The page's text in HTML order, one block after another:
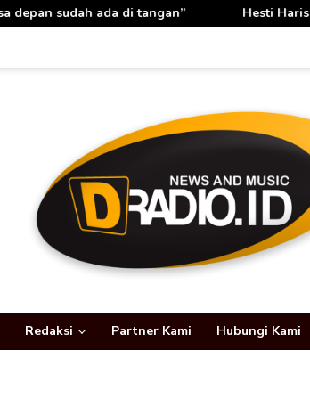
Hesti Haris: Rabu Berkah TP PKK
Redaksi Partner Kami Hubungi Kami